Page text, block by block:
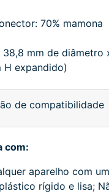
70% mamona
38,8 mm de diâmetro
H expandido)
de compatibilidade
com:
aparelho com
rígido e lisa;